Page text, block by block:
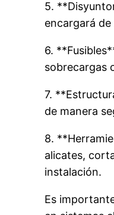
5.
encargará
6.
sobrecargas
7.
de manera
8.
alicates,
instalación.
Es